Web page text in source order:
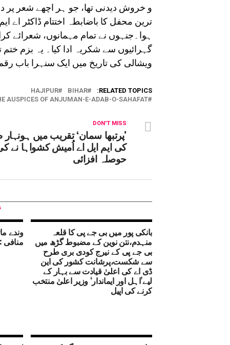
و خروش دیدنی تھا، جو ہر اچھے شعر پر
ترین محفل کا باضابطہ اختتام ڈاکٹر اے
ہوا۔جنہوں نے تمام مہمانوں، شعرائے
گہرائیوں سے شکریہ ادا کیا۔ یہ بزم
ویشالی کی تاریخ میں ایک سنہرا باب
RELATED TOPICS:
BIHAR
HAJIPUR
AUSPICES OF ANJUMAN-E-ADAB-O-SAHAFAT.
DON'T MISS
’پرتبھا سمان‘ تقریب میں ہونہار
کی ایم ایل اے اُمیش کشواہا نے
حوصلہ افزائی
بانکی پور میں بی جے پی کا قلعہ
منہدم،نتن نوین کے مضبوط گڑھ میں
بی جے پی کے نیرج کودی بری طرح
سے شکست،پرشانت کشور کی این
ڈی اے کی اعلیٰ قیادت سے بہار کے
لیے’اہل اور ایماندار‘ وزیر اعلیٰ منتخب
کرنے کی اپیل
وندے
منافی